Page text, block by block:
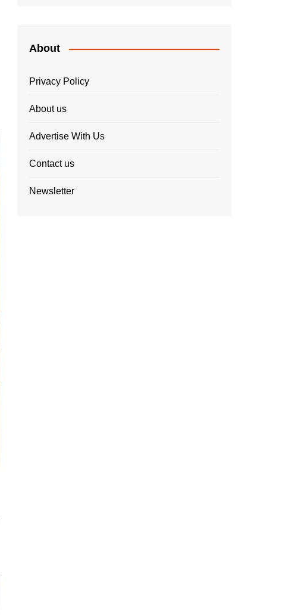
About
Privacy Policy
About us
Advertise With Us
Contact us
Newsletter